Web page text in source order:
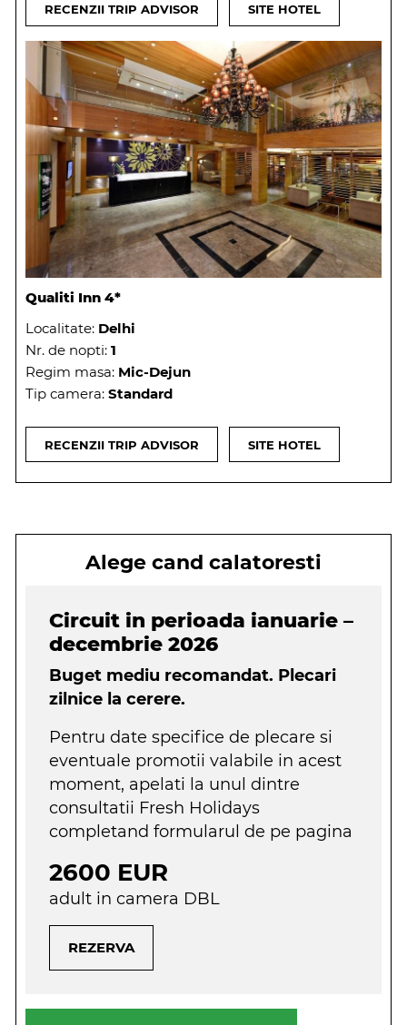
RECENZII TRIP ADVISOR SITE HOTEL
Qualiti Inn 4*
Localitate: Delhi
Nr. de nopti: 1
Regim masa: Mic-Dejun
Tip camera: Standard
RECENZII TRIP ADVISOR SITE HOTEL
Alege cand calatoresti
Circuit in perioada ianuarie –
decembrie 2026
Buget mediu recomandat. Plecari
zilnice la cerere.
Pentru date specifice de plecare si
eventuale promotii valabile in acest
moment, apelati la unul dintre
consultatii Fresh Holidays
completand formularul de pe pagina
2600 EUR
adult in camera DBL
REZERVA